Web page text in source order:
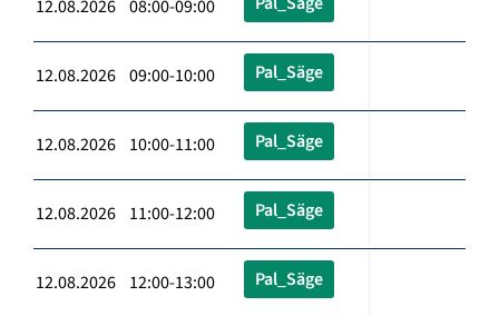
12.08.2026 08:00-09:00
12.08.2026 09:00-10:00 Pal_Säge
12.08.2026 10:00-11:00 Pal_Säge
12.08.2026 11:00-12:00 Pal_Säge
12.08.2026 12:00-13:00 Pal_Säge